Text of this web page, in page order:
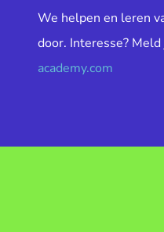
We helpen en leren
door. Interesse? Meld
academy.com